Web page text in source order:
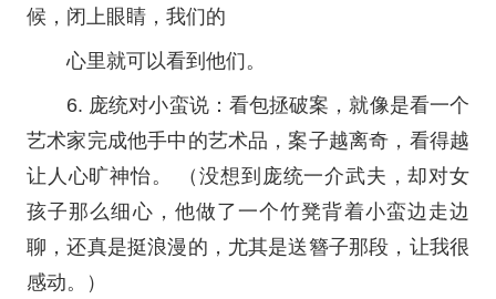
候，闭上眼睛，我们的
心里就可以看到他们。
6. 庞统对小蛮说：看包拯破案，就像是看一个
艺术家完成他手中的艺术品，案子越离奇，看得越
让人心旷神怡。 （没想到庞统一介武夫，却对女
孩子那么细心，他做了一个竹凳背着小蛮边走边
聊，还真是挺浪漫的，尤其是送簪子那段，让我很
感动。）